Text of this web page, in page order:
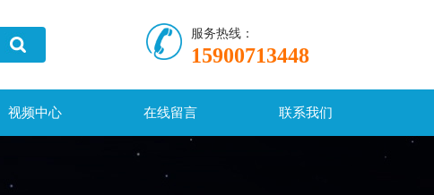
服务热线：
15900713448
视频中心 在线留言 联系我们